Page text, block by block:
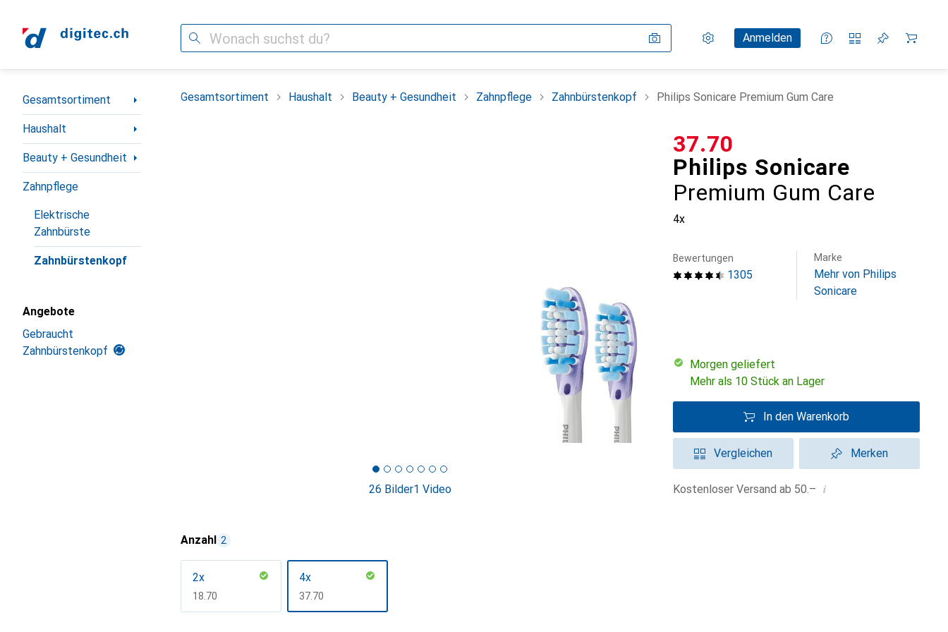
Suche Einstellungen
KundenkontoAnmelden
Vergleichslisten
Merklisten
Warenkorb
Navigation nach Kategorien
Gesamtsortiment
Haushalt
Beauty + Gesundheit
Zahnpflege
Elektrische
Zahnbürste
Zahnbürstenkopf
Angebote
Gebraucht
Zahnbürstenkopf
Gesamtsortiment Haushalt Beauty + Gesundheit Zahnpflege Zahnbürstenkopf Philips Sonicare Premium Gum Care
26 Bilder1 Video
Philips Sonicare
Premium Gum Care
4x
CHF
37.70
1305
Bewertungen Marke
Mehr von Philips
Sonicare
morgen geliefert
Mehr als 10 Stück an Lager
In den Warenkorb
Vergleichen Merken
Kostenloser Versand ab 50.– i
Anzahl 2
2x
CHF
18.70
4x
CHF
37.70